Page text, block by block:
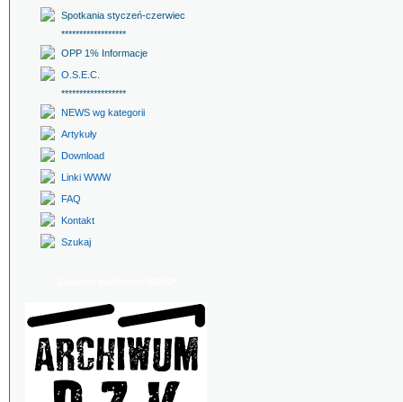
Spotkania styczeń-czerwiec
******************
OPP 1% Informacje
O.S.E.C.
******************
NEWS wg kategorii
Artykuły
Download
Linki WWW
FAQ
Kontakt
Szukaj